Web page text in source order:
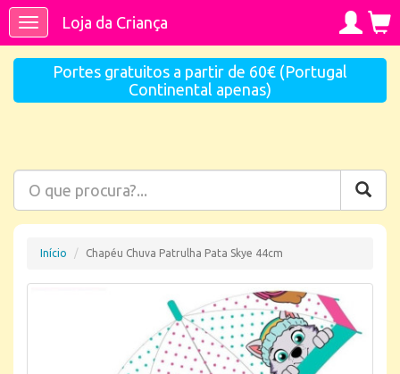
ToggleLoja da Criança
Portes gratuitos a partir de 60€ (Portugal
Continental apenas)
Início Chapéu Chuva Patrulha Pata Skye 44cm